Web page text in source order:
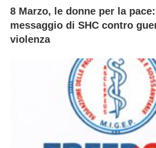
8 Marzo, le donne per la pace:
messaggio di SHC contro
violenza